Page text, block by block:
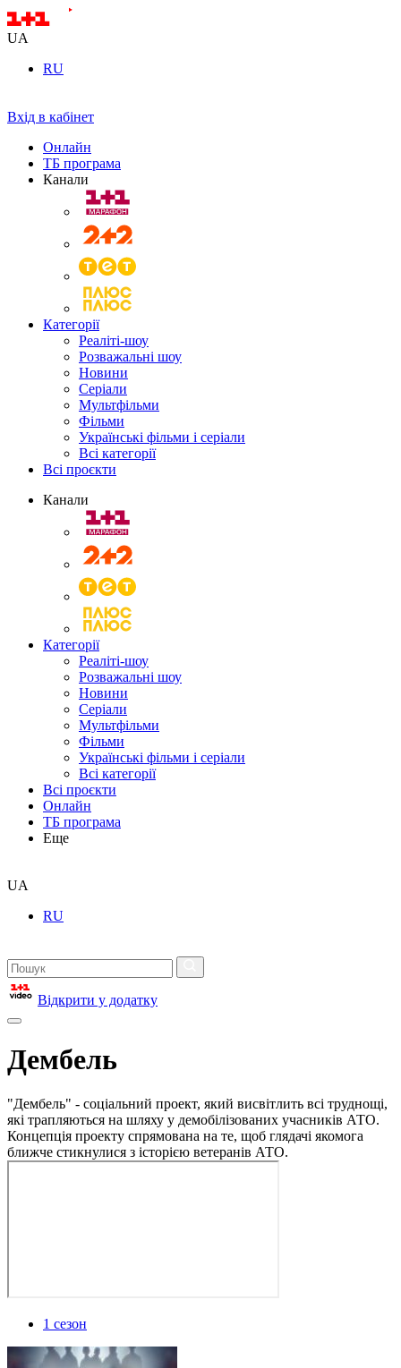
UA
RU
Вхід в кабінет
Онлайн
ТБ програма
Канали
Категорії
Реаліті-шоу
Розважальні шоу
Новини
Серіали
Мультфільми
Фільми
Українські фільми і серіали
Всі категорії
Всі проєкти
Канали
Категорії
Реаліті-шоу
Розважальні шоу
Новини
Серіали
Мультфільми
Фільми
Українські фільми і серіали
Всі категорії
Всі проєкти
Онлайн
ТБ програма
Еще
UA
RU
Відкрити у додатку
Дембель
"Дембель" - соціальний проект, який висвітлить всі труднощі,
які трапляються на шляху у демобілізованих учасників АТО.
Концепція проекту спрямована на те, щоб глядачі якомога
ближче стикнулися з історією ветеранів АТО.
1 сезон